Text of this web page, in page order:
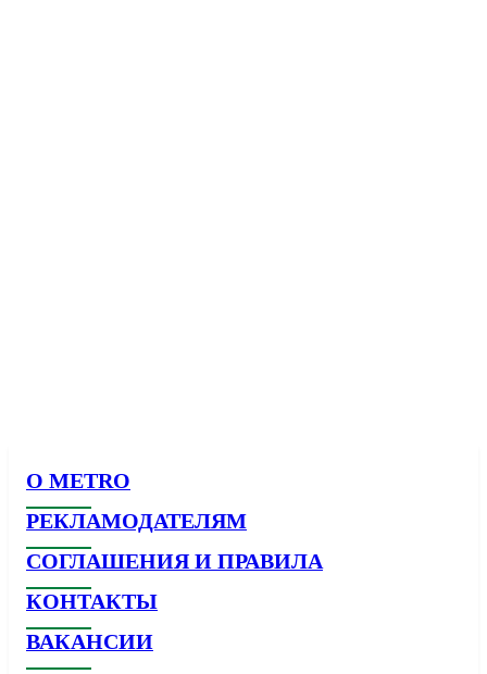
О METRO
РЕКЛАМОДАТЕЛЯМ
СОГЛАШЕНИЯ И ПРАВИЛА
КОНТАКТЫ
ВАКАНСИИ